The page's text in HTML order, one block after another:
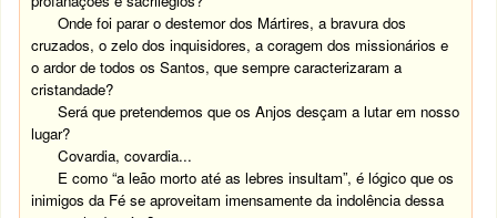
Onde foi parar o destemor dos Mártires, a bravura dos
cruzados, o zelo dos inquisidores, a coragem dos missionários e
o ardor de todos os Santos, que sempre caracterizaram a
cristandade?
Será que pretendemos que os Anjos desçam a lutar em nosso
lugar?
Covardia, covardia...
E como “a leão morto até as lebres insultam”, é lógico que os
inimigos da Fé se aproveitam imensamente da indolência dessa